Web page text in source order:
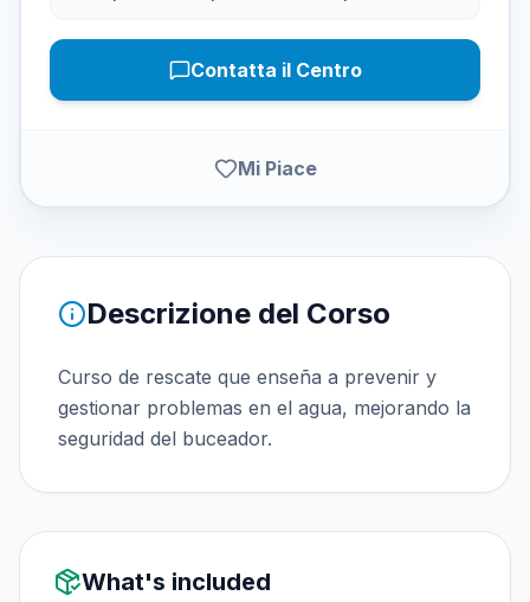
Descrizione del Corso
Curso de rescate que enseña a prevenir y
gestionar problemas en el agua, mejorando la
seguridad del buceador.
What's included
Contatta il Centro
Mi Piace